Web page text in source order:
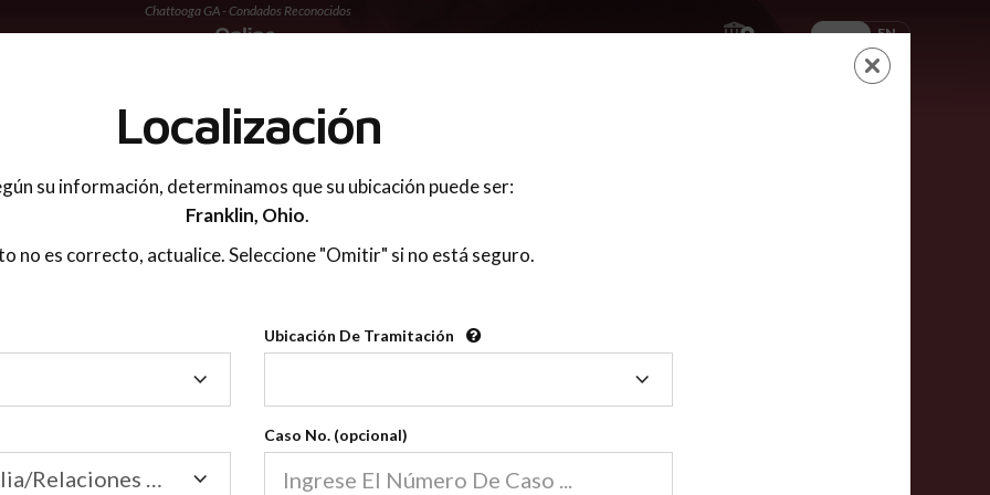
Chattooga GA - Condados Reconocidos
ES EN
LOGIN
Condados Reconocidos
2600
Condados
Nuestras clases de crianza compartida en línea están acreditadas en más de
2600 condados.
Las clases para padres en línea cumplen la mayoría de las normas nacionales
Localización
su información, determinamos que su ubicación puede ser:
Franklin, Ohio.
no es correcto, actualice. Seleccione "Omitir" si no está seguro.
Ubicación De Tramitación
Tramitación
Tribunal de Familia/Relaciones Domésticas
Caso No. (opcional)